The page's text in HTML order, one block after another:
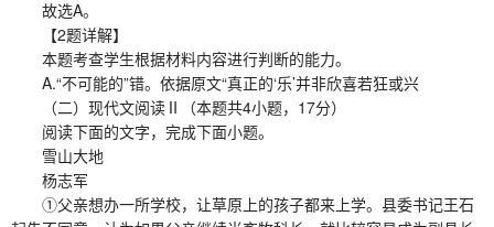
故选A。
【2题详解】
本题考查学生根据材料内容进行判断的能力。
A.“不可能的”错。依据原文“真正的‘乐’并非欣喜若狂或兴
（二）现代文阅读Ⅱ（本题共4小题，17分）
阅读下面的文字，完成下面小题。
雪山大地
杨志军
①父亲想办一所学校，让草原上的孩子都来上学。县委书记王石